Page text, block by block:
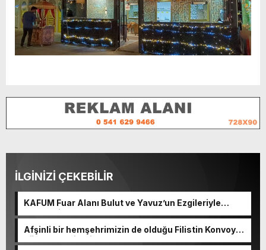
İLGİNİZİ ÇEKEBİLİR
KAFUM Fuar Alanı Bulut ve Yavuz’un Ezgileriyle
Şenlendi.
Afşinli bir hemşehrimizin de olduğu Filistin Konvoyu,
güçlenerek ilerliyor.